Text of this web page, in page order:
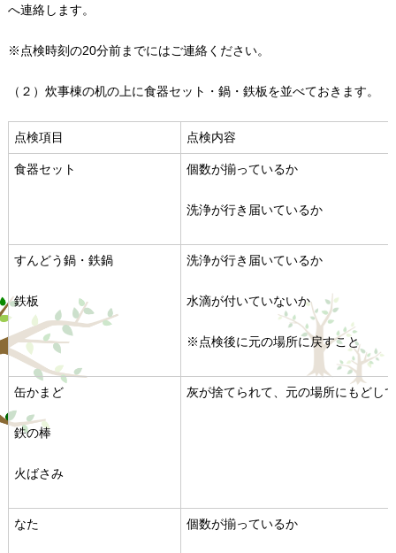
へ連絡します。
※点検時刻の20分前までにはご連絡ください。
（２）炊事棟の机の上に食器セット・鍋・鉄板を並べておきます。
点検項目 点検内容
食器セット 個数が揃っているか
洗浄が行き届いているか
すんどう鍋・鉄鍋
鉄板
洗浄が行き届いているか
水滴が付いていないか
※点検後に元の場所に戻すこと
缶かまど
鉄の棒
火ばさみ
灰が捨てられて、元の場所にもどし
なた 個数が揃っているか